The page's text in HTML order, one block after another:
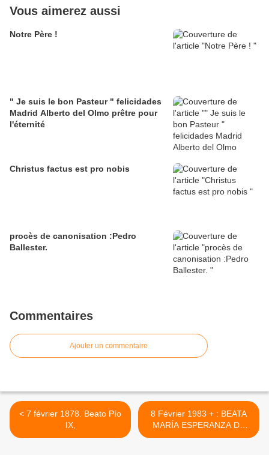
Vous aimerez aussi
Notre Père !
" Je suis le bon Pasteur " felicidades
Madrid Alberto del Olmo prêtre pour
l'éternité
Christus factus est pro nobis
procès de canonisation :Pedro
Ballester.
Commentaires
Ajouter un commentaire
< 7 février 1878. Beato Pío
IX,
8 Février 1983 + : BEATA
MARÍA ESPERANZA DE
JESÚS. Italie >